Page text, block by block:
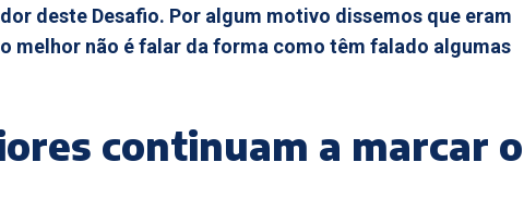
deste Desafio. Por algum motivo dissemos que eram
melhor não é falar da forma como têm falado algumas
continuam a marcar o